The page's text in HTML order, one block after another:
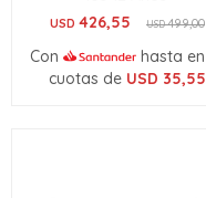
USD 426,55 USD499,00
Con hasta en
cuotas de USD 35,55